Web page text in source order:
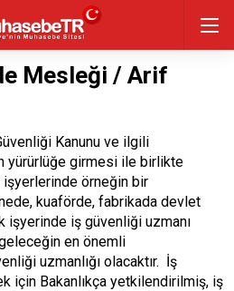
Mesleği / Arif
Kanunu ve ilgili
yürürlüğe girmesi ile birlikte
işyerlerinde örneğin bir
kuaförde, fabrikada devlet
işyerinde iş güvenliği uzmanı
geleceğin en önemli
uzmanlığı olacaktır. İş
için Bakanlıkça yetkilendirilmiş, iş